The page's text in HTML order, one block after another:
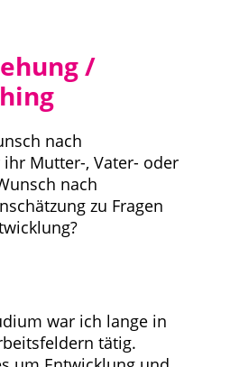
/
nach
Mutter-, Vater- oder
nach
zu Fragen
war ich lange in
tätig.